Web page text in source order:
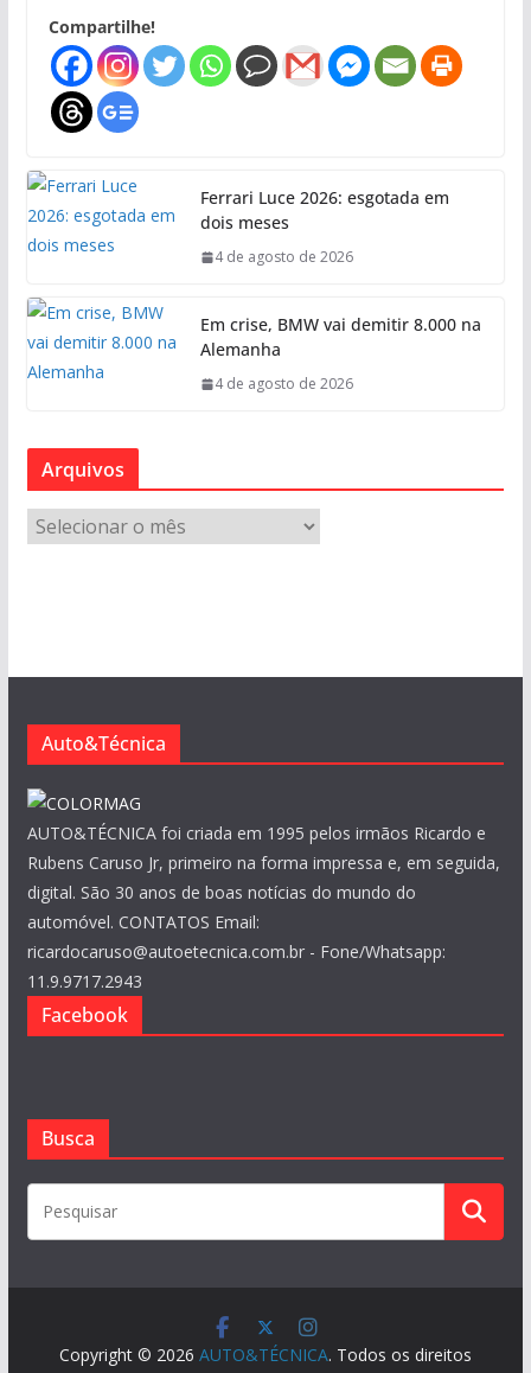
Compartilhe!
Ferrari Luce 2026: esgotada em
dois meses
4 de agosto de 2026
Em crise, BMW vai demitir 8.000 na
Alemanha
4 de agosto de 2026
Arquivos
r
s
Auto&Técnica
AUTO&TÉCNICA foi criada em 1995 pelos irmãos Ricardo e
Rubens Caruso Jr, primeiro na forma impressa e, em seguida,
digital. São 30 anos de boas notícias do mundo do
automóvel. CONTATOS Email:
ricardocaruso@autoetecnica.com.br - Fone/Whatsapp:
11.9.9717.2943
Facebook
Busca
Copyright © 2026 AUTO&TÉCNICA. Todos os direitos